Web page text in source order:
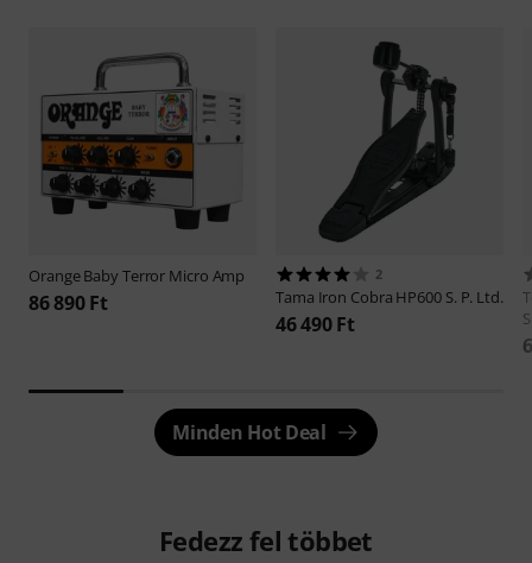
OrangeBaby Terror Micro Amp
86 890 Ft
2
Tama Iron Cobra HP600 S. P. Ltd.
46 490 Ft
Minden Hot Deal
Fedezz fel többet